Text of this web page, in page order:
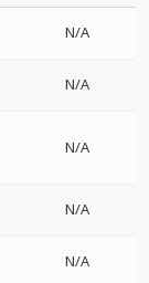
N/A
N/A
N/A
N/A
N/A